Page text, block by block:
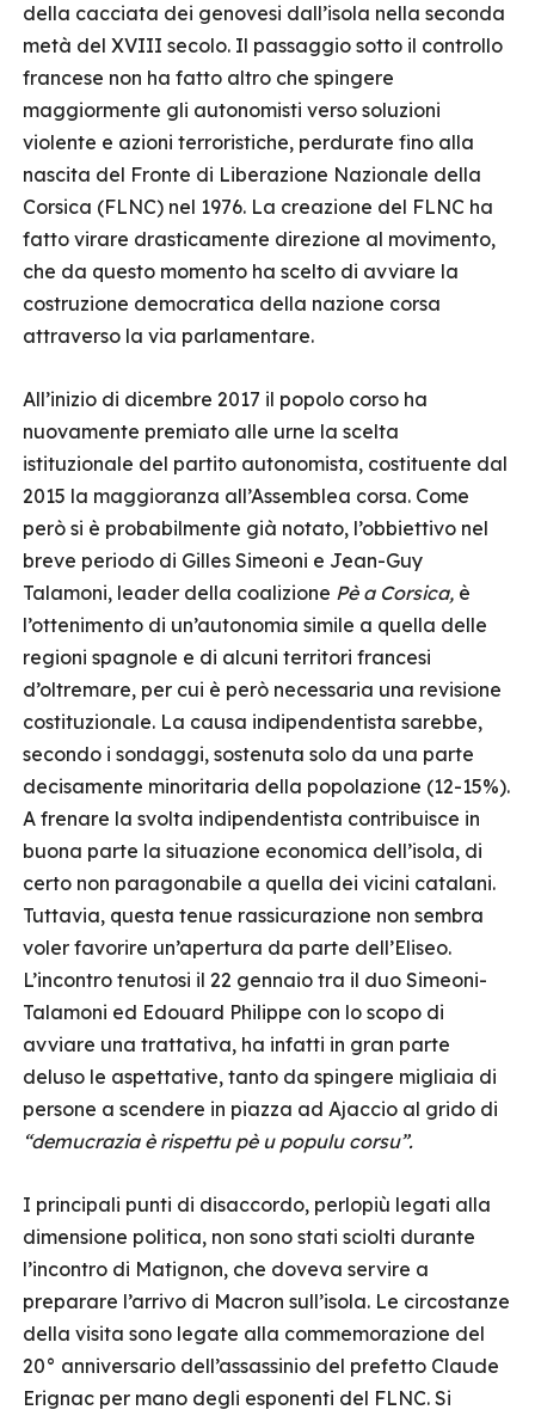
della cacciata dei genovesi dall’isola nella seconda
metà del XVIII secolo. Il passaggio sotto il controllo
francese non ha fatto altro che spingere
maggiormente gli autonomisti verso soluzioni
violente e azioni terroristiche, perdurate fino alla
nascita del Fronte di Liberazione Nazionale della
Corsica (FLNC) nel 1976. La creazione del FLNC ha
fatto virare drasticamente direzione al movimento,
che da questo momento ha scelto di avviare la
costruzione democratica della nazione corsa
attraverso la via parlamentare.
All’inizio di dicembre 2017 il popolo corso ha
nuovamente premiato alle urne la scelta
istituzionale del partito autonomista, costituente dal
2015 la maggioranza all’Assemblea corsa. Come
però si è probabilmente già notato, l’obbiettivo nel
breve periodo di Gilles Simeoni e Jean-Guy
Talamoni, leader della coalizione Pè a Corsica, è
l’ottenimento di un’autonomia simile a quella delle
regioni spagnole e di alcuni territori francesi
d’oltremare, per cui è però necessaria una revisione
costituzionale. La causa indipendentista sarebbe,
secondo i sondaggi, sostenuta solo da una parte
decisamente minoritaria della popolazione (12-15%).
A frenare la svolta indipendentista contribuisce in
buona parte la situazione economica dell’isola, di
certo non paragonabile a quella dei vicini catalani.
Tuttavia, questa tenue rassicurazione non sembra
voler favorire un’apertura da parte dell’Eliseo.
L’incontro tenutosi il 22 gennaio tra il duo Simeoni-
Talamoni ed Edouard Philippe con lo scopo di
avviare una trattativa, ha infatti in gran parte
deluso le aspettative, tanto da spingere migliaia di
persone a scendere in piazza ad Ajaccio al grido di
“demucrazia è rispettu pè u populu corsu”.
I principali punti di disaccordo, perlopiù legati alla
dimensione politica, non sono stati sciolti durante
l’incontro di Matignon, che doveva servire a
preparare l’arrivo di Macron sull’isola. Le circostanze
della visita sono legate alla commemorazione del
20° anniversario dell’assassinio del prefetto Claude
Erignac per mano degli esponenti del FLNC. Si